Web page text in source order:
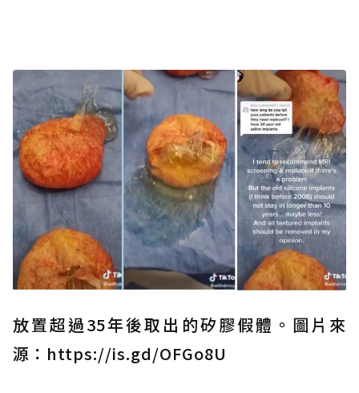
放置超過35年後取出的矽膠假體。圖片來
源：https://is.gd/OFGo8U